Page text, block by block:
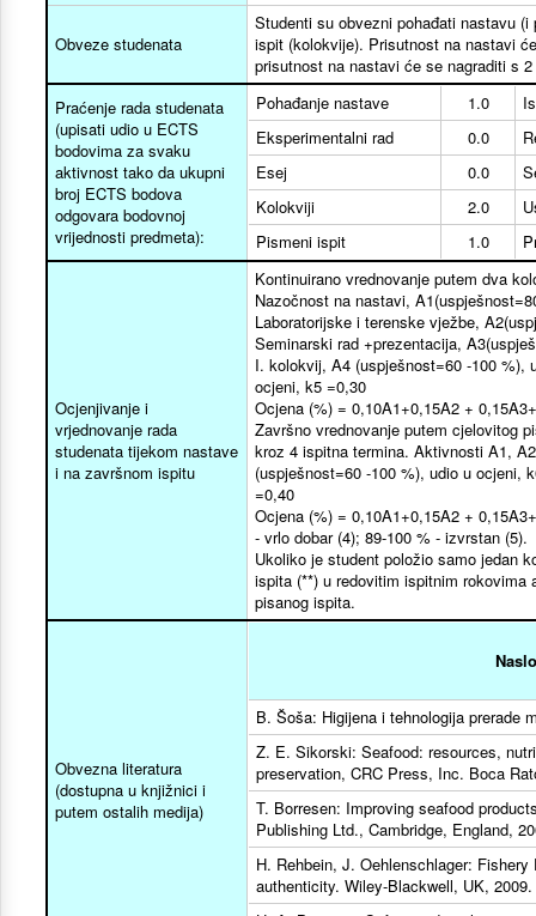
Obveze studenata
Studenti su obvezni pohađati nastavu
ispit (kolokvije). Prisutnost na nastavi
prisutnost na nastavi će se nagraditi s
Praćenje rada studenata
(upisati udio u ECTS
bodovima za svaku
aktivnost tako da ukupni
broj ECTS bodova
odgovara bodovnoj
vrijednosti predmeta):
Pohađanje nastave 1.0
Eksperimentalni rad
0.0
Esej
0.0
Kolokviji
2.0
Pismeni ispit
1.0
Ocjenjivanje i
vrjednovanje rada
studenata tijekom nastave
i na završnom ispitu
Kontinuirano vrednovanje putem dva
Nazočnost na nastavi,
Laboratorijske i terenske vježbe,
Seminarski rad +prezentacija,
I. kolokvij, A4 (uspješnost=60 -100 %),
ocjeni, k5 =0,30
Ocjena (%) = 0,10A1+0,15A2 +
Završno vrednovanje putem cjelovitog
kroz 4 ispitna termina. Aktivnosti A1,
(uspješnost=60 -100 %), udio u ocjeni,
=0,40
Ocjena (%) = 0,10A1+0,15A2 +
- vrlo dobar (4); 89-100 % - izvrstan (5).
Ukoliko je student položio samo jedan
ispita (**) u redovitim ispitnim rokovima
pisanog ispita.
Obvezna literatura
(dostupna u knjižnici i
putem ostalih medija)
B. Šoša: Higijena i tehnologija prerade
Z. E. Sikorski: Seafood: resources,
preservation, CRC Press, Inc. Boca
T. Borresen: Improving seafood
Publishing Ltd., Cambridge, England,
H. Rehbein, J. Oehlenschlager:
authenticity. Wiley-Blackwell, UK, 2009.